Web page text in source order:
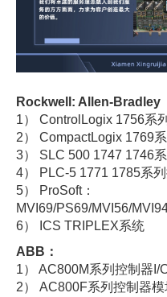
Rockwell: Allen-Bradley
1） ControlLogix 1756系
2） CompactLogix 1769
3） SLC 500 1747 1746
4） PLC-5 1771 1785系列
5） ProSoft：
MVI69/PS69/MVI56/
6） ICS TRIPLEX系统
ABB：
1） AC800M系列控制器I/
2） AC800F系列控制器模